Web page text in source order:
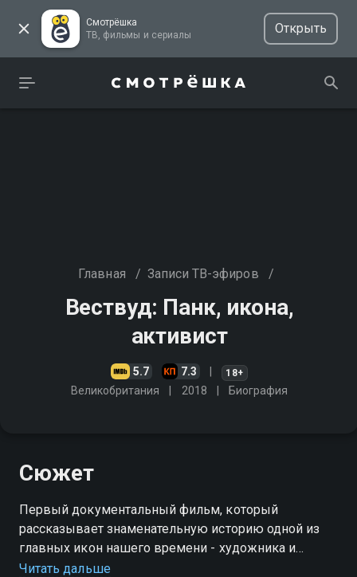
Смотрёшка
ТВ, фильмы и сериалы
Открыть
Главная / Записи ТВ-эфиров /
Вествуд: Панк, икона,
активист
5.7 7.3 18+
Великобритания 2018 Биография
Сюжет
Первый документальный фильм, который
рассказывает знаменательную историю одной из
главных икон нашего времени - художника и
модельера Вивьен Вествуд, о её борьбе за
Читать дальше